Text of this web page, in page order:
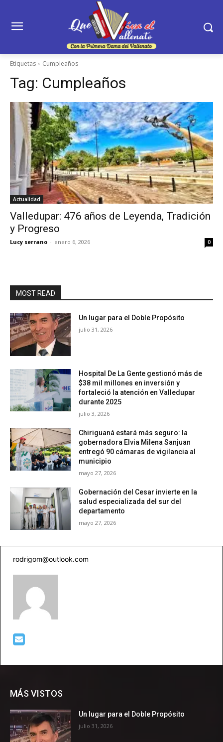
Etiquetas Cumpleaños
Tag: Cumpleaños
Actualidad
Valledupar: 476 años de Leyenda, Tradición
y Progreso
Lucy serrano - enero 6, 2026 0
MOST READ
Un lugar para el Doble Propósito
julio 31, 2026
Hospital De La Gente gestionó más de
$38 mil millones en inversión y
fortaleció la atención en Valledupar
durante 2025
julio 3, 2026
Chiriguaná estará más seguro: la
gobernadora Elvia Milena Sanjuan
entregó 90 cámaras de vigilancia al
municipio
mayo 27, 2026
Gobernación del Cesar invierte en la
salud especializada del sur del
departamento
mayo 27, 2026
rodrigom@outlook.com
MÁS VISTOS
Un lugar para el Doble Propósito
julio 31, 2026